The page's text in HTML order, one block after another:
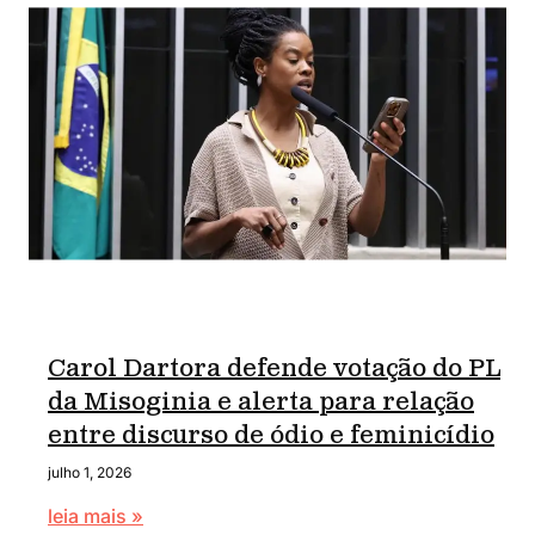
Carol Dartora defende votação do PL
da Misoginia e alerta para relação
entre discurso de ódio e feminicídio
julho 1, 2026
leia mais »